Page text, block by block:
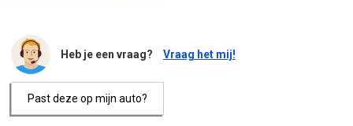
Heb je een vraag? Vraag het mij!
Past deze op mijn auto?